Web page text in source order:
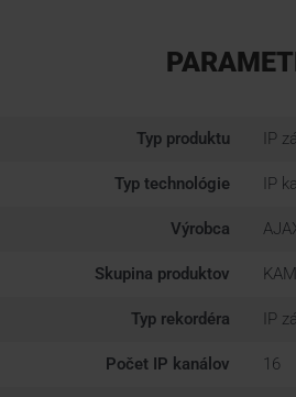
Typ produktu IP
Typ technológie IP
Výrobca
Skupina produktov
Typ rekordéra IP
Počet IP kanálov 16